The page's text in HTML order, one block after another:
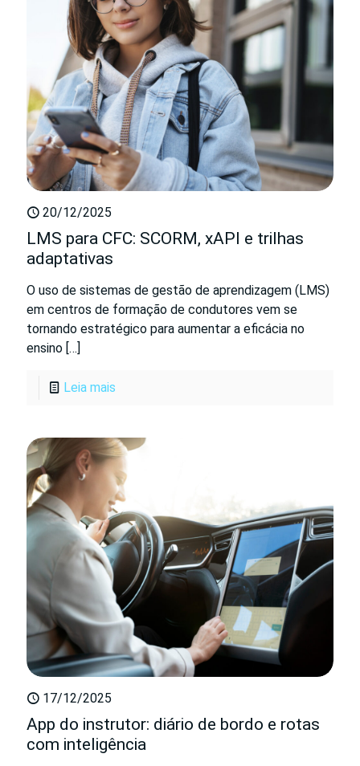
20/12/2025
LMS para CFC: SCORM, xAPI e trilhas
adaptativas
O uso de sistemas de gestão de aprendizagem (LMS)
em centros de formação de condutores vem se
tornando estratégico para aumentar a eficácia no
ensino […]
Leia mais
17/12/2025
App do instrutor: diário de bordo e rotas
com inteligência